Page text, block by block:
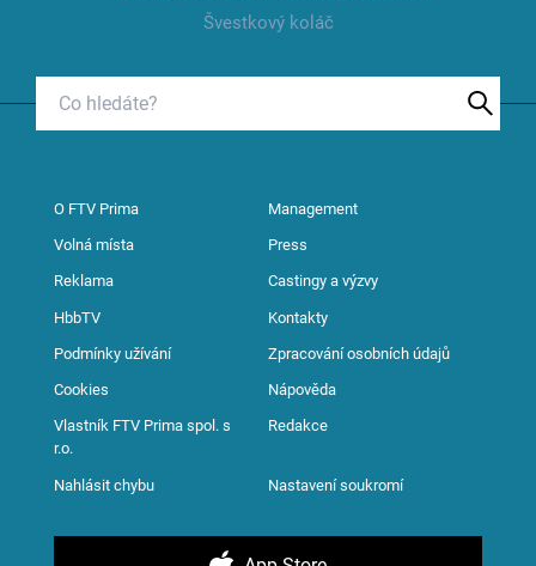
Švestkový koláč
O FTV Prima Management
Volná místa Press
Reklama Castingy a výzvy
HbbTV Kontakty
Podmínky užívání Zpracování osobních údajů
Cookies Nápověda
Vlastník FTV Prima spol. s
r.o.
Redakce
Nahlásit chybu Nastavení soukromí